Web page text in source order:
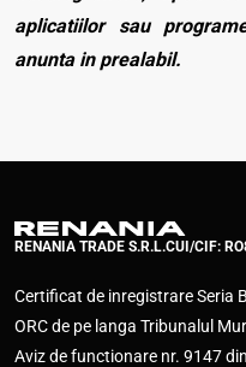
aplicatiilor sau
anunta in prealabil.
RENANIA TRADE S.R.L.CUI/CIF:
Certificat de inregistrare Seria
ORC de pe langa Tribunalul
Aviz de functionare nr. 9147